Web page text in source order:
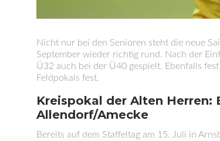
Nicht nur bei den Senioren steht die neue
September wieder richtig rund. Nach der
Ü32 auch bei der Ü40 gespielt. Ebenfalls
Feldpokals fest.
Kreispokal der Alten Herren:
Allendorf/Amecke
Bereits auf dem Staffeltag am 15. Juli in